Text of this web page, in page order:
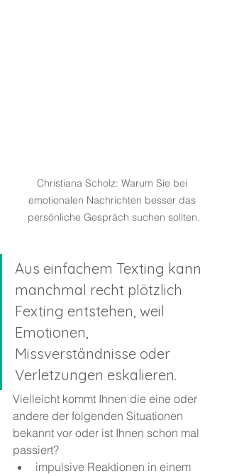
Christiana Scholz: Warum Sie bei
emotionalen Nachrichten besser das
persönliche Gespräch suchen sollten.
Aus einfachem Texting kann
manchmal recht plötzlich
Fexting entstehen, weil
Emotionen,
Missverständnisse oder
Verletzungen eskalieren.
Vielleicht kommt Ihnen die eine oder
andere der folgenden Situationen
bekannt vor oder ist Ihnen schon mal
passiert?
impulsive Reaktionen in einem